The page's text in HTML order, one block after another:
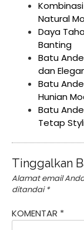
Natural
Daya
Banting
Batu
dan
Batu
Hunian
Batu
Tetap
Tinggalkan
Alamat email
ditandai*
KOMENTAR *